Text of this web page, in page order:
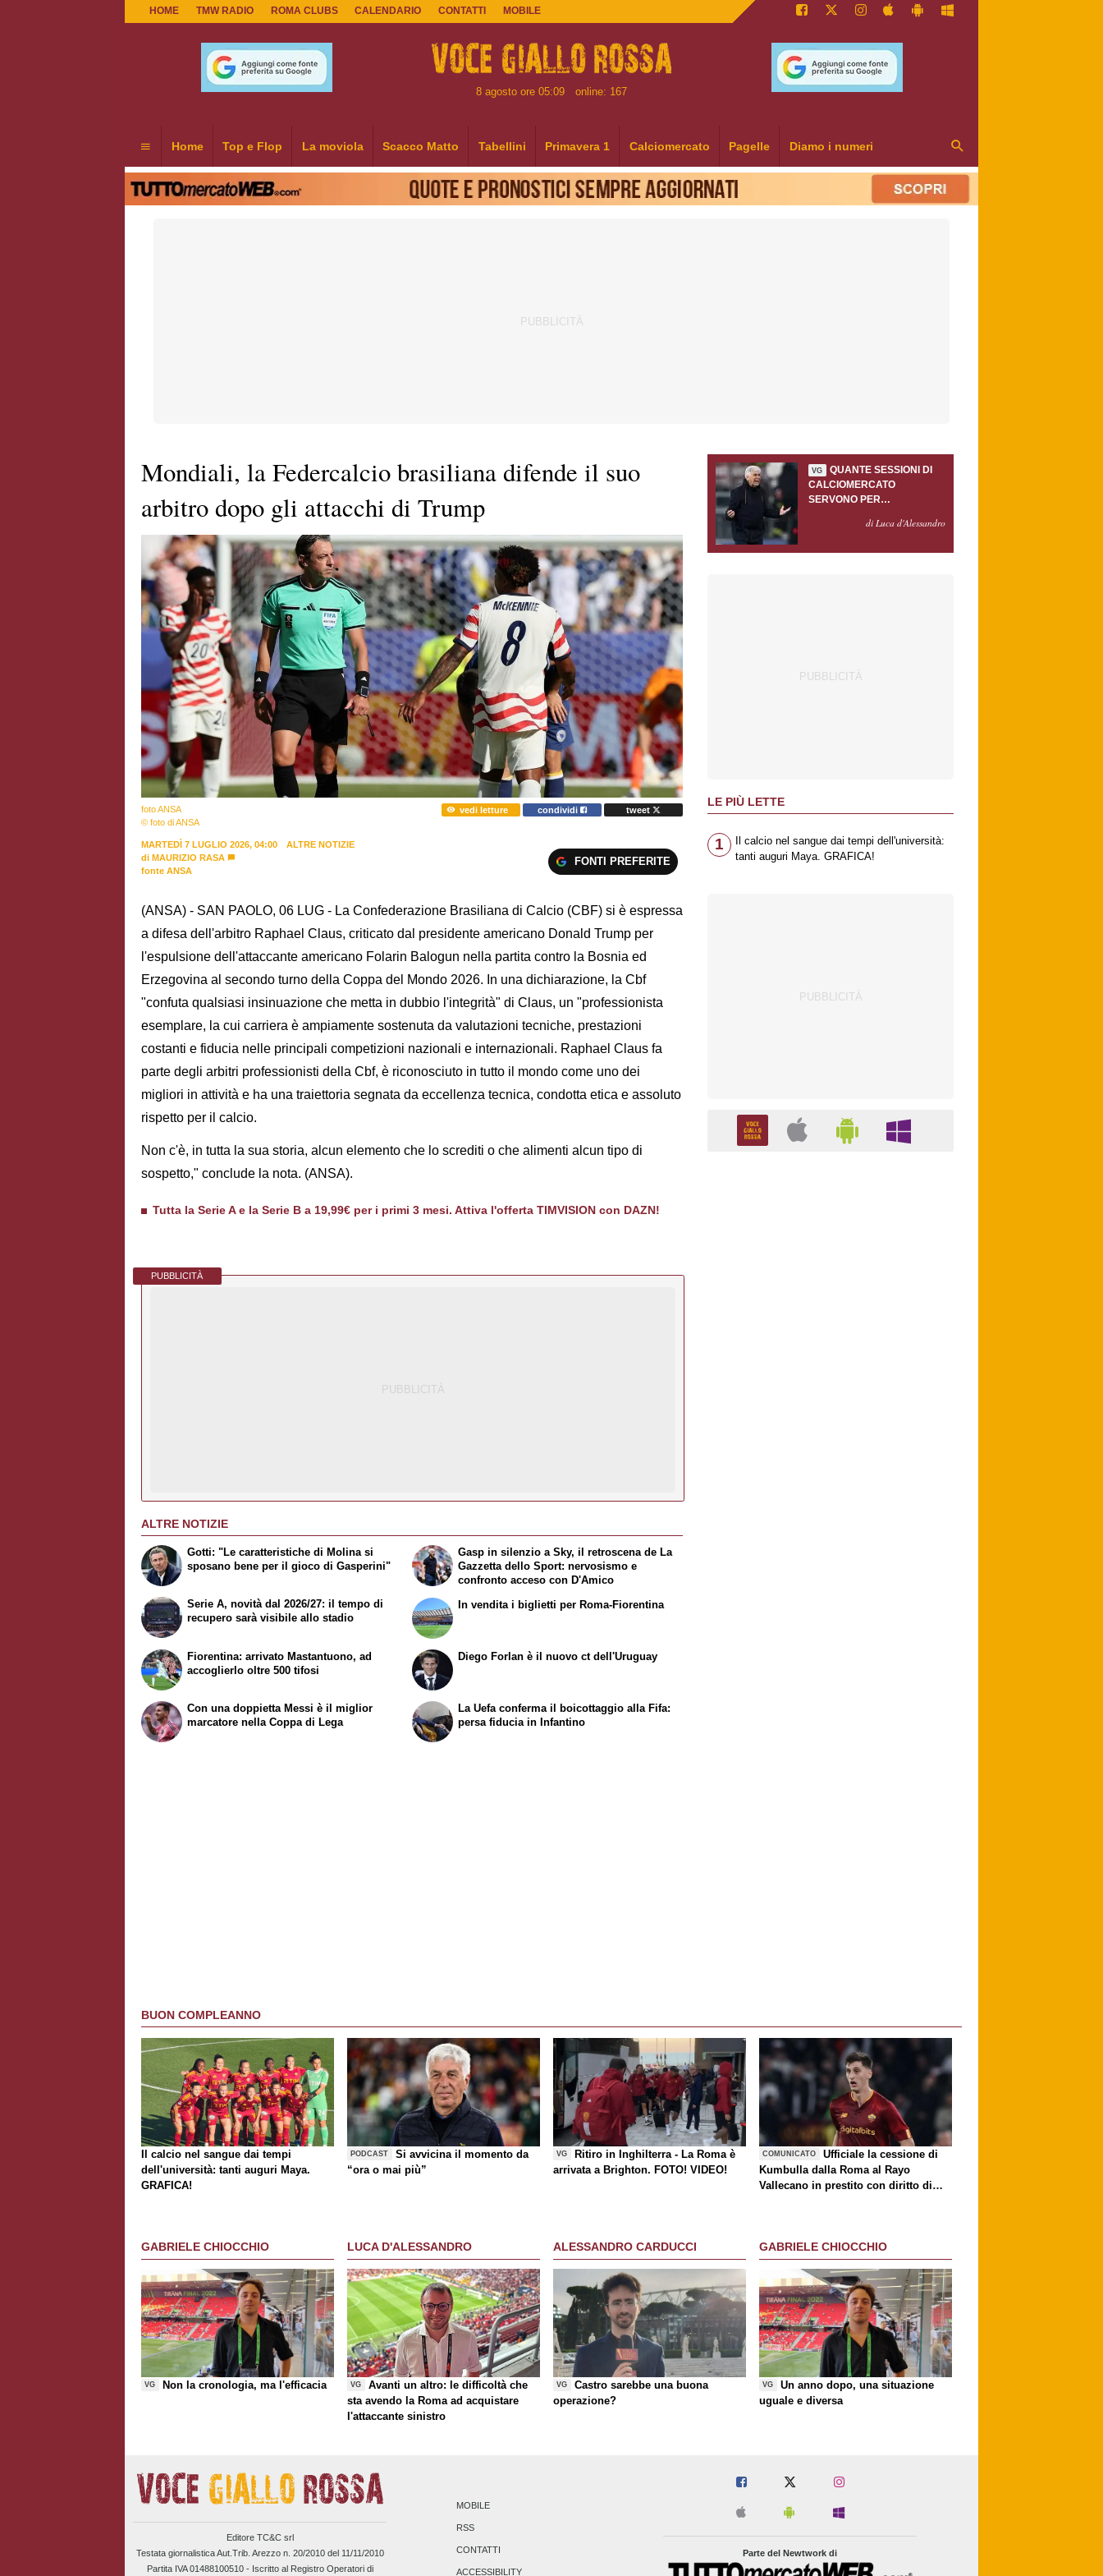
HOME TMW RADIO ROMA CLUBS CALENDARIO CONTATTI MOBILE
8 agosto ore 05:09 online: 167
Home Top e Flop La moviola Scacco Matto Tabellini Primavera 1 Calciomercato Pagelle Diamo i numeri
Mondiali, la Federcalcio brasiliana difende il suo
arbitro dopo gli attacchi di Trump
foto ANSA
© foto di ANSA
vedi letture condividi tweet
MARTEDÌ 7 LUGLIO 2026, 04:00
ALTRE NOTIZIE
di MAURIZIO RASA
fonte ANSA
FONTI PREFERITE
(ANSA) - SAN PAOLO, 06 LUG - La Confederazione Brasiliana di Calcio (CBF) si è espressa
a difesa dell'arbitro Raphael Claus, criticato dal presidente americano Donald Trump per
l'espulsione dell'attaccante americano Folarin Balogun nella partita contro la Bosnia ed
Erzegovina al secondo turno della Coppa del Mondo 2026. In una dichiarazione, la Cbf
"confuta qualsiasi insinuazione che metta in dubbio l'integrità" di Claus, un "professionista
esemplare, la cui carriera è ampiamente sostenuta da valutazioni tecniche, prestazioni
costanti e fiducia nelle principali competizioni nazionali e internazionali. Raphael Claus fa
parte degli arbitri professionisti della Cbf, è riconosciuto in tutto il mondo come uno dei
migliori in attività e ha una traiettoria segnata da eccellenza tecnica, condotta etica e assoluto
rispetto per il calcio.
Non c'è, in tutta la sua storia, alcun elemento che lo screditi o che alimenti alcun tipo di
sospetto," conclude la nota. (ANSA).
Tutta la Serie A e la Serie B a 19,99€ per i primi 3 mesi. Attiva l'offerta TIMVISION con DAZN!
PUBBLICITÀ
ALTRE NOTIZIE
Gotti: "Le caratteristiche di Molina si
sposano bene per il gioco di Gasperini"
Serie A, novità dal 2026/27: il tempo di
recupero sarà visibile allo stadio
Gasp in silenzio a Sky, il retroscena de La
Gazzetta dello Sport: nervosismo e
confronto acceso con D'Amico
In vendita i biglietti per Roma-Fiorentina
Fiorentina: arrivato Mastantuono, ad
accoglierlo oltre 500 tifosi
Con una doppietta Messi è il miglior
marcatore nella Coppa di Lega
Diego Forlan è il nuovo ct dell'Uruguay
La Uefa conferma il boicottaggio alla Fifa:
persa fiducia in Infantino
VG
QUANTE SESSIONI DI
CALCIOMERCATO
SERVONO PER
GASPERINI?di Luca d'Alessandro
LE PIÙ LETTE
1
Il calcio nel sangue dai tempi dell'università:
tanti auguri Maya. GRAFICA!
BUON COMPLEANNO
Il calcio nel sangue dai tempi
dell'università: tanti auguri Maya.
GRAFICA!
PODCAST
Si avvicina il momento da
“ora o mai più”
VG
Ritiro in Inghilterra - La Roma è
arrivata a Brighton. FOTO! VIDEO!
COMUNICATO
Ufficiale la cessione di
Kumbulla dalla Roma al Rayo
Vallecano in prestito con diritto di
GABRIELE CHIOCCHIO
VG Non la cronologia, ma l'efficacia
LUCA D'ALESSANDRO
VG
Avanti un altro: le difficoltà che
sta avendo la Roma ad acquistare
l'attaccante sinistro
ALESSANDRO CARDUCCI
VG
Castro sarebbe una buona
operazione?
GABRIELE CHIOCCHIO
VG
Un anno dopo, una situazione
uguale e diversa
Editore TC&C srl
Testata giornalistica Aut.Trib. Arezzo n. 20/2010 del 11/11/2010
Partita IVA 01488100510 - Iscritto al Registro Operatori di
MOBILE
RSS
CONTATTI
ACCESSIBILITY
Parte del Newtwork di